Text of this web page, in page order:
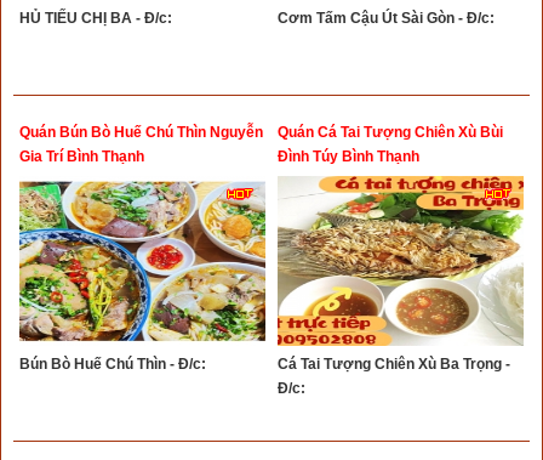
HỦ TIẾU CHỊ BA - Đ/c: Cơm Tấm Cậu Út Sài Gòn - Đ/c:
Quán Bún Bò Huế Chú Thìn Nguyễn
Gia Trí Bình Thạnh
Bún Bò Huế Chú Thìn - Đ/c:
Quán Cá Tai Tượng Chiên Xù Bùi
Đình Túy Bình Thạnh
Cá Tai Tượng Chiên Xù Ba Trọng -
Đ/c: